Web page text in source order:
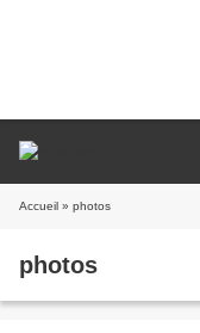
Accueil » photos
photos